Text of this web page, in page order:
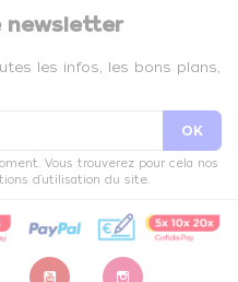
newsletter
les infos, les bons plans,
Vous trouverez pour cela nos
d'utilisation du site.